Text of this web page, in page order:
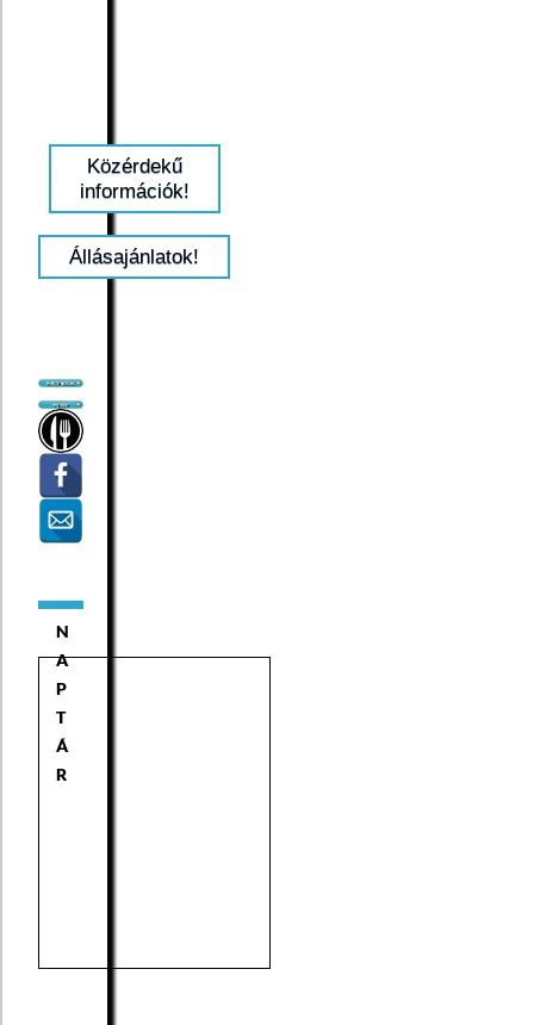
Közérdekű
információk!
Állásajánlatok!
N
A
P
T
Á
R